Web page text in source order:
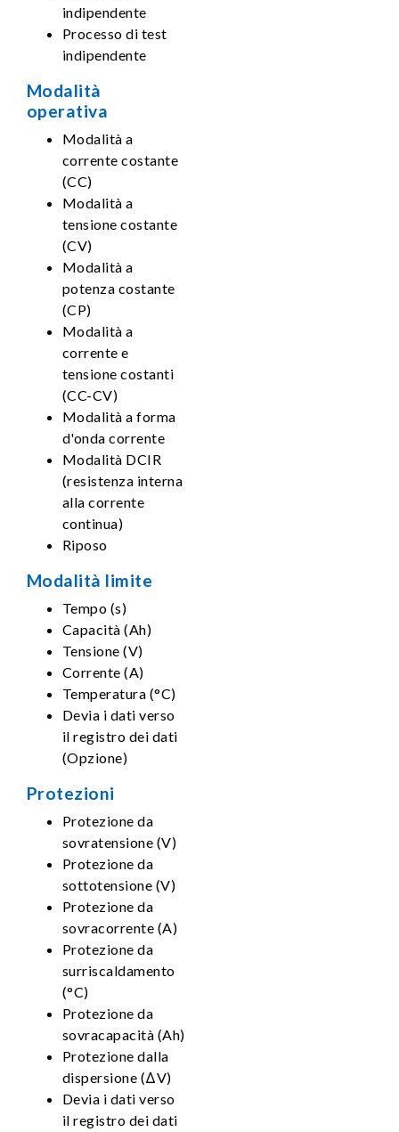
indipendente
Processo di test
indipendente
Modalità
operativa
Modalità a
corrente costante
(CC)
Modalità a
tensione costante
(CV)
Modalità a
potenza costante
(CP)
Modalità a
corrente e
tensione costanti
(CC-CV)
Modalità a forma
d'onda corrente
Modalità DCIR
(resistenza interna
alla corrente
continua)
Riposo
Modalità limite
Tempo (s)
Capacità (Ah)
Tensione (V)
Corrente (A)
Temperatura (°C)
Devia i dati verso
il registro dei dati
(Opzione)
Protezioni
Protezione da
sovratensione (V)
Protezione da
sottotensione (V)
Protezione da
sovracorrente (A)
Protezione da
surriscaldamento
(°C)
Protezione da
sovracapacità (Ah)
Protezione dalla
dispersione (ΔV)
Devia i dati verso
il registro dei dati